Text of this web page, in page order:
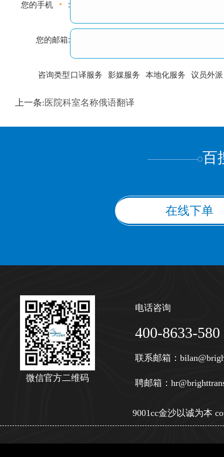
您的手机 :
您的邮箱:
咨询类型口译服务 影媒服务 本地化服务 议员外派
训翻译 标准级 专业级
上一条: 医院科室名称俄语翻译
百
在线下单
微信官方二维码
电话咨询
400-8633-580
联系邮箱：
聘邮箱：
9001cc金沙以诚为本